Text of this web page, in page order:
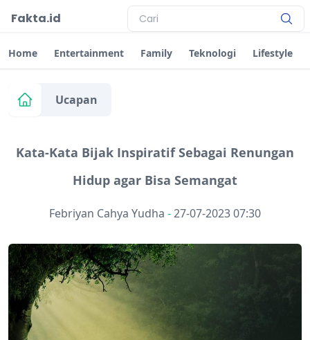
Fakta.id
Home Entertainment Family Teknologi Lifestyle
Ucapan
Kata-Kata Bijak Inspiratif Sebagai Renungan
Hidup agar Bisa Semangat
Febriyan Cahya Yudha -27-07-2023 07:30